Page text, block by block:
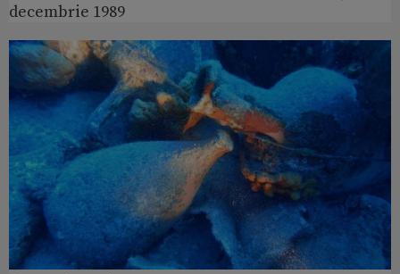
decembrie 1989